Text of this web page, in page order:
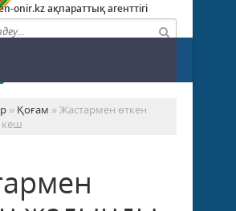
onir.kz ақпараттық агенттігі
» Қоғам » Жастармен өткен